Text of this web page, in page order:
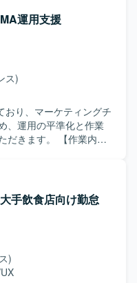
Claude等）を活用した
いただきます。 ・継続
維持・向上に取り組
、事業成長に直結する
文言修正だけでな
の品質向上に関わって
務スタイルが根付いて
ルリモート・副業・短
タイルに合わせて働い
を待つだけでなく、サ
に動ける方を求めてい
、サイトをより良くす
きる方を求めていま
運用支援
ス)
おり、マーケティングチ
、運用の平準化と作業
。 【作業内
ャンペーンの設計およ
トークンの実装・調整
務オペレーションを行
ら作業を進められる
テスト・チェック対
を継続できる方が望
手飲食店向け勤怠
)